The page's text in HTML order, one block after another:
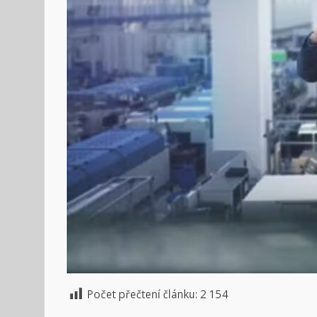
Počet přečtení článku: 2 154